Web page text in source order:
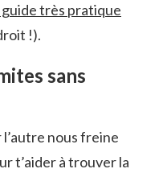
guide très pratique
!).
sans
l’autre nous freine
t’aider à trouver la